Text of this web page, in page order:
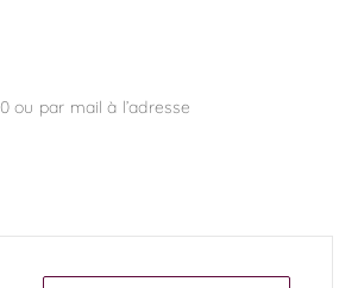
ou par mail à l’adresse